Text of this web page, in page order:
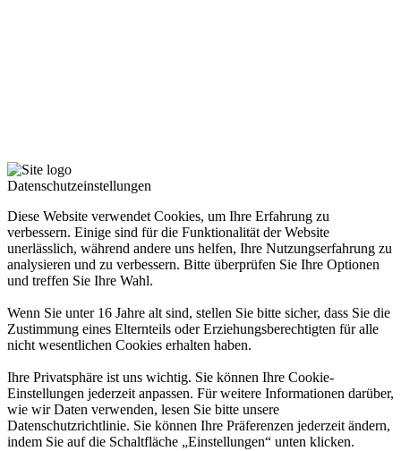
Datenschutzeinstellungen
Diese Website verwendet Cookies, um Ihre Erfahrung zu
verbessern. Einige sind für die Funktionalität der Website
unerlässlich, während andere uns helfen, Ihre Nutzungserfahrung zu
analysieren und zu verbessern. Bitte überprüfen Sie Ihre Optionen
und treffen Sie Ihre Wahl.
Wenn Sie unter 16 Jahre alt sind, stellen Sie bitte sicher, dass Sie die
Zustimmung eines Elternteils oder Erziehungsberechtigten für alle
nicht wesentlichen Cookies erhalten haben.
Ihre Privatsphäre ist uns wichtig. Sie können Ihre Cookie-
Einstellungen jederzeit anpassen. Für weitere Informationen darüber,
wie wir Daten verwenden, lesen Sie bitte unsere
Datenschutzrichtlinie. Sie können Ihre Präferenzen jederzeit ändern,
indem Sie auf die Schaltfläche „Einstellungen“ unten klicken.